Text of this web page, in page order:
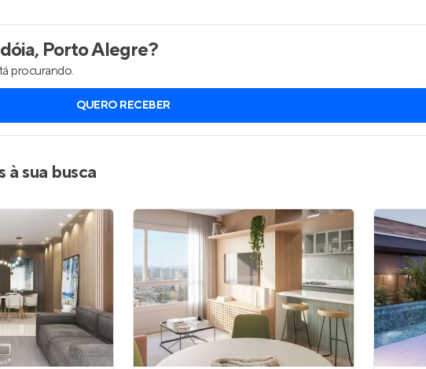
Porto Alegre?
procurando.
QUERO RECEBER
à sua busca